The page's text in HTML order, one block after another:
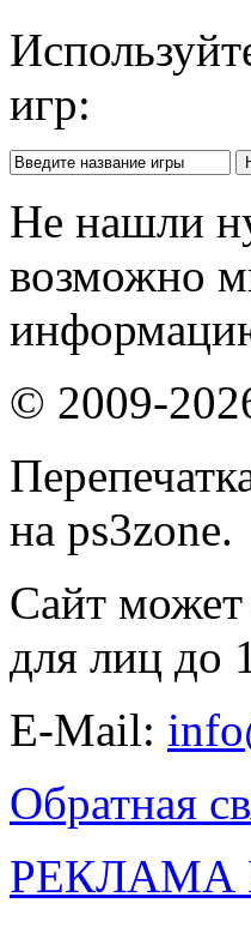
игр:
Не нашли
возможно
© 2009-
на ps3zone.
Сайт может
для лиц до
E-Mail:
Обратная
РЕКЛАМА